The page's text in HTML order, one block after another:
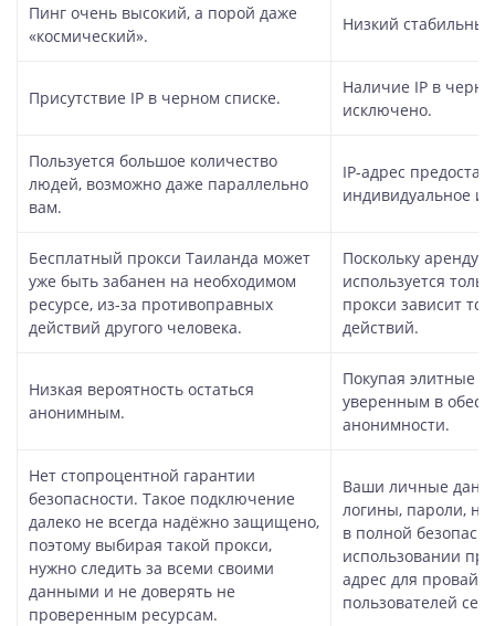
Пинг очень высокий, а порой даже
«космический».
Низкий
Присутствие IP в черном списке.
Наличие IP в
исключено.
Пользуется большое количество
людей, возможно даже параллельно
вам.
IP-адрес
индивидуальное
Бесплатный прокси Таиланда может
уже быть забанен на необходимом
ресурсе, из-за противоправных
действий другого человека.
Поскольку
используется
прокси зависит
действий.
Низкая вероятность остаться
анонимным.
Покупая элитные
уверенным в
анонимности.
Нет стопроцентной гарантии
безопасности. Такое подключение
далеко не всегда надёжно защищено,
поэтому выбирая такой прокси,
нужно следить за всеми своими
данными и не доверять не
проверенным ресурсам.
Ваши личные
логины, пароли,
в полной
использовании
адрес для
пользователей